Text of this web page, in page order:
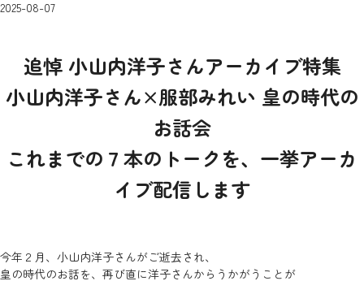
2025-08-07
追悼 小山内洋子さんアーカイブ特集
小山内洋子さん×服部みれい 皇の時代の
お話会
これまでの７本のトークを、一挙アーカ
イブ配信します
今年２月、小山内洋子さんがご逝去され、
皇の時代のお話を、再び直に洋子さんからうかがうことが